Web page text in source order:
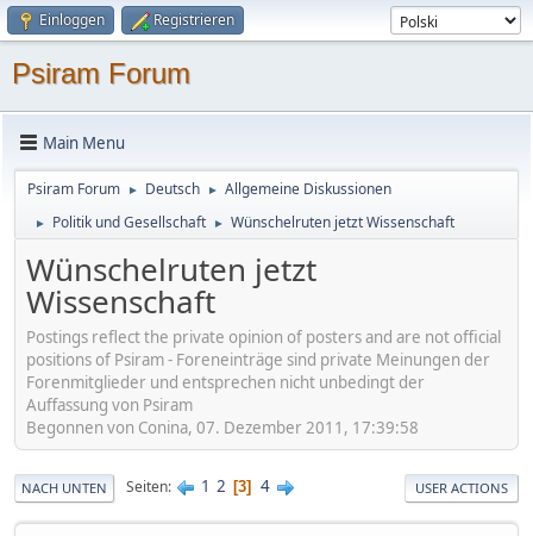
Einloggen Registrieren
Psiram Forum
Main Menu
Psiram Forum ► Deutsch ► Allgemeine Diskussionen
► Politik und Gesellschaft ► Wünschelruten jetzt Wissenschaft
Wünschelruten jetzt
Wissenschaft
Postings reflect the private opinion of posters and are not official
positions of Psiram - Foreneinträge sind private Meinungen der
Forenmitglieder und entsprechen nicht unbedingt der
Auffassung von Psiram
Begonnen von Conina, 07. Dezember 2011, 17:39:58
NACH UNTEN Seiten 1 2 3 4 USER ACTIONS